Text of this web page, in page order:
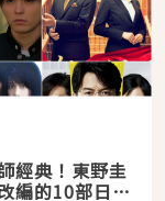
經典！東野圭
編的10部日本